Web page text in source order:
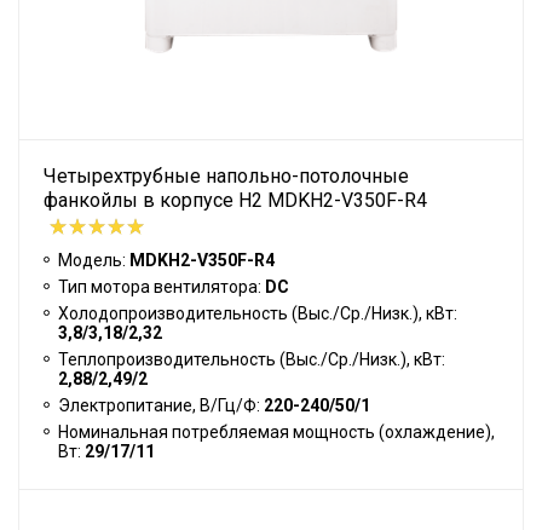
Четырехтрубные напольно-потолочные
фанкойлы в корпусе H2 MDKH2-V350F-R4
Модель: MDKH2-V350F-R4
Тип мотора вентилятора: DC
Холодопроизводительность (Выс./Ср./Низк.), кВт:
3,8/3,18/2,32
Теплопроизводительность (Выс./Ср./Низк.), кВт:
2,88/2,49/2
Электропитание, В/Гц/Ф: 220-240/50/1
Номинальная потребляемая мощность (охлаждение),
Вт: 29/17/11